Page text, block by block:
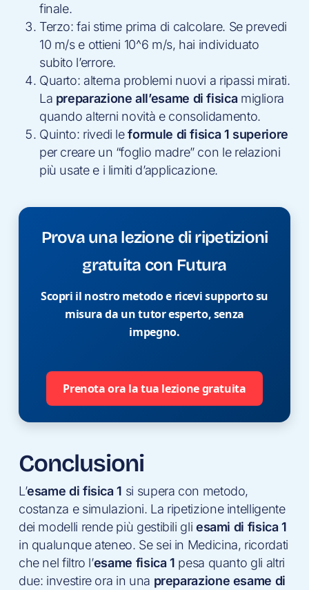
finale.
Terzo: fai stime prima di calcolare. Se prevedi
10 m/s e ottieni 10^6 m/s, hai individuato
subito l’errore.
Quarto: alterna problemi nuovi a ripassi mirati.
La preparazione all’esame di fisicamigliora
quando alterni novità e consolidamento.
Quinto: rivedi leformule di fisica 1 superiore
per creare un “foglio madre” con le relazioni
più usate e i limiti d’applicazione.
Prova una lezione di ripetizioni
gratuita con Futura
Scopri il nostro metodo e ricevi supporto su
misura da un tutor esperto, senza
impegno.
Prenota ora la tua lezione gratuita
Conclusioni
L’esame di fisica 1 si supera con metodo,
costanza e simulazioni. La ripetizione intelligente
dei modelli rende più gestibili gli esami di fisica 1
in qualunque ateneo. Se sei in Medicina, ricordati
che nel filtro l’esame fisica 1 pesa quanto gli altri
due: investire ora in una preparazione esame di